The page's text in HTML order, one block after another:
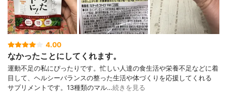
4.00
なかったことにしてくれます。
運動不足の私にぴったりです。忙しい人達の食生活や栄養不足などに着
目して、ヘルシーバランスの整った生活や体づくりを応援してくれる
サプリメントです。13種類のマル…続きを見る